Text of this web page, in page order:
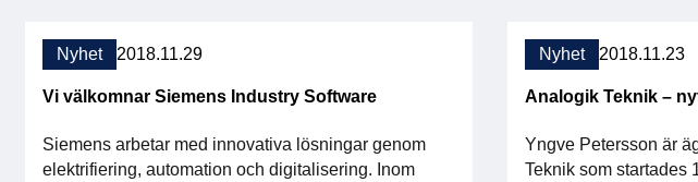
arbetsmöte
ECS
till
mot
kemikalieskatten
Nyhet 2018.11.29
Vi välkomnar Siemens Industry Software
Siemens arbetar med innovativa lösningar genom
elektrifiering, automation och digitalisering. Inom
Nyhet 2018.11.23
Analogik Teknik –
Yngve Petersson är
Teknik som startades